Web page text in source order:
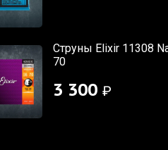
Струны Elixir 11308
70
3 300 ₽